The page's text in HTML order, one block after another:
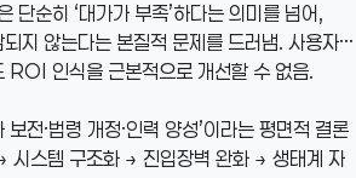
순히 ‘대가가 부족’하다는 의미를 넘어,
지 않는다는 본질적 문제를 드러냄. 사용자
인식을 근본적으로 개선할 수 없음.
전·법령 개정·인력 양성’이라는 평면적 결론
시스템 구조화 → 진입장벽 완화 → 생태계 자